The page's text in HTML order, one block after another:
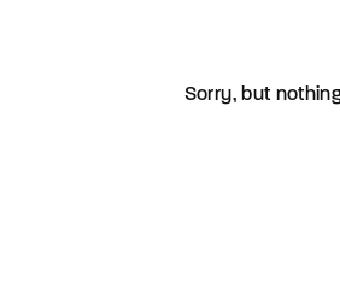
Sorry, but